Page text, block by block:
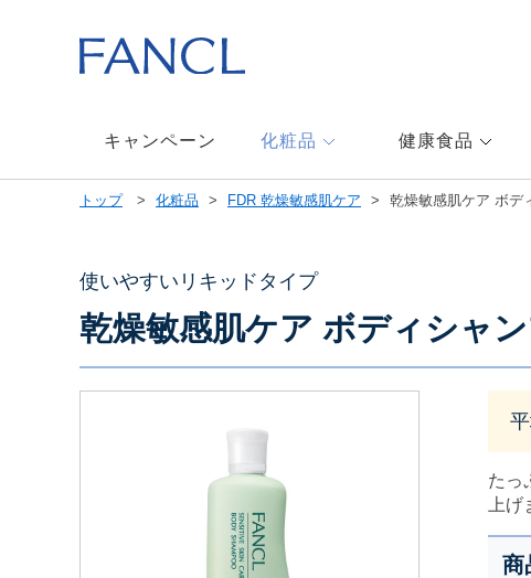
メ
キャンペーン 化粧品 健康食品
トップ 化粧品 FDR 乾燥敏感肌ケア 乾燥敏感肌ケア ボデ
使いやすいリキッドタイプ
乾燥敏感肌ケア ボディシャ
たっ
上げ
商